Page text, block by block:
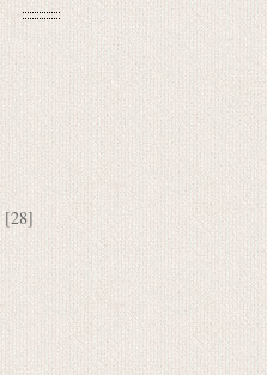
[28]